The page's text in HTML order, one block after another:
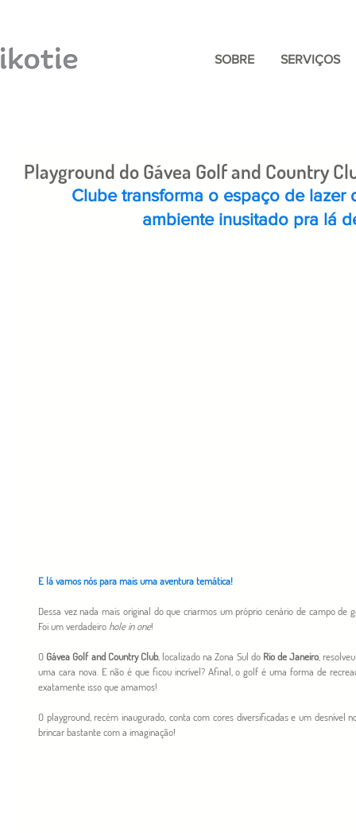
SOBRE SERVIÇOS
Playground do Gávea Golf and Country
Clube transforma o espaço de lazer
ambiente inusitado pra lá
E lá vamos nós para mais uma aventura temática!
Dessa vez nada mais original do que criarmos um próprio cenário de campo de
Foi um verdadeiro hole in one!
O Gávea Golf and Country Club, localizado na Zona Sul do Rio de Janeiro,
uma cara nova. E não é que ficou incrível? Afinal, o golf é uma forma de
exatamente isso que amamos!
O playground, recém inaugurado, conta com cores diversificadas e um desnível
brincar bastante com a imaginação!